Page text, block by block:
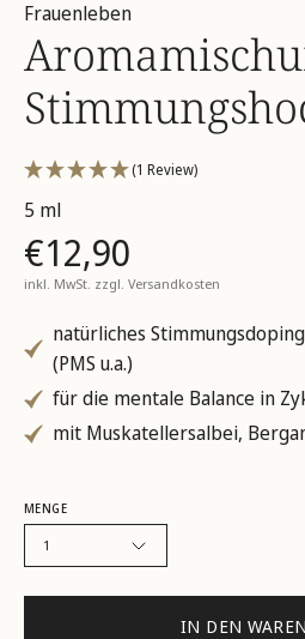
Frauenleben
(1 Review)
5 ml
€12,90
inkl. MwSt. zzgl. Versandkosten
natürliches
(PMS u.a.)
für die mentale Balance in
mit Muskatellersalbei,
MENGE
1
IN DEN